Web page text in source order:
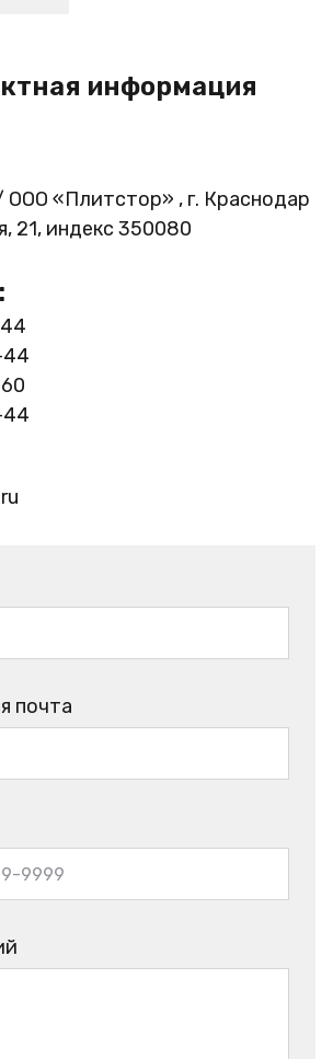
информация
«Плитстор» , г. Краснодар
21, индекс 350080
44
44
почта